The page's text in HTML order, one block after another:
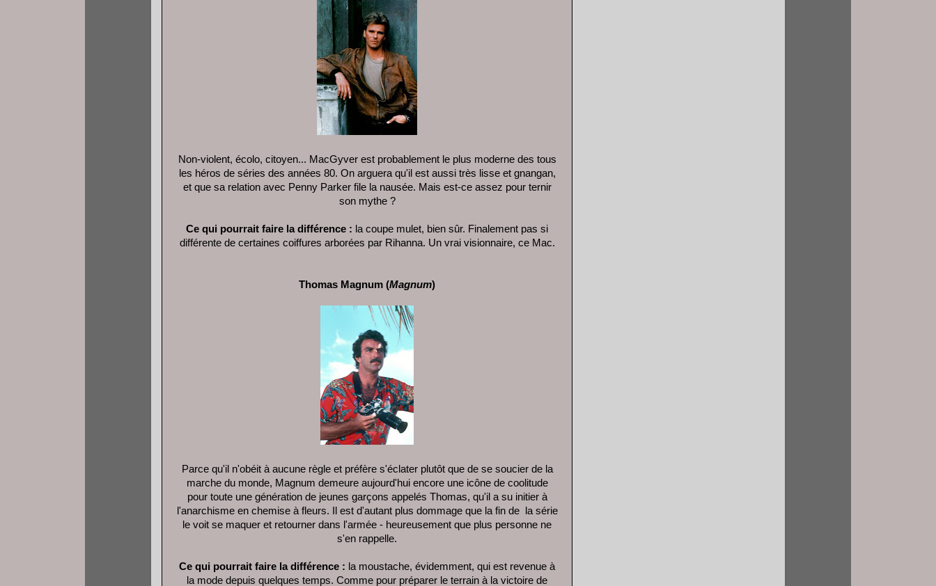
Non-violent, écolo, citoyen... MacGyver est probablement le plus moderne des tous
les héros de séries des années 80. On arguera qu'il est aussi très lisse et gnangan,
et que sa relation avec Penny Parker file la nausée. Mais est-ce assez pour ternir
son mythe ?
Ce qui pourrait faire la différence : la coupe mulet, bien sûr. Finalement pas si
différente de certaines coiffures arborées par Rihanna. Un vrai visionnaire, ce Mac.
Thomas Magnum (Magnum)
Parce qu'il n'obéit à aucune règle et préfère s'éclater plutôt que de se soucier de la
marche du monde, Magnum demeure aujourd'hui encore une icône de coolitude
pour toute une génération de jeunes garçons appelés Thomas, qu'il a su initier à
l'anarchisme en chemise à fleurs. Il est d'autant plus dommage que la fin de la série
le voit se maquer et retourner dans l'armée - heureusement que plus personne ne
s'en rappelle.
Ce qui pourrait faire la différence : la moustache, évidemment, qui est revenue à
la mode depuis quelques temps. Comme pour préparer le terrain à la victoire de